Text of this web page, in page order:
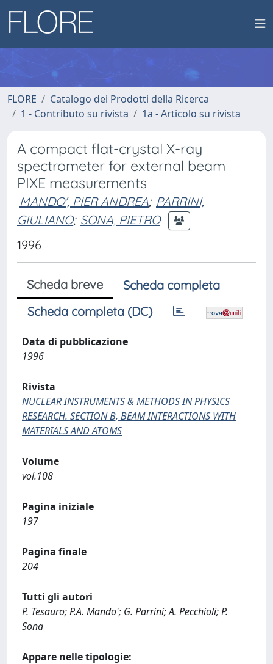
FLORE
Catalogo dei Prodotti della Ricerca
1 - Contributo su rivista
1a - Articolo su rivista
A compact flat-crystal X-ray
spectrometer for external beam
PIXE measurements
MANDO', PIER ANDREA; PARRINI,
GIULIANO; SONA, PIETRO
1996
Scheda breve
Scheda completa
Scheda completa (DC)
Data di pubblicazione
1996
Rivista
NUCLEAR INSTRUMENTS & METHODS IN PHYSICS
RESEARCH. SECTION B, BEAM INTERACTIONS WITH
MATERIALS AND ATOMS
Volume
vol.108
Pagina iniziale
197
Pagina finale
204
Tutti gli autori
P. Tesauro; P.A. Mando'; G. Parrini; A. Pecchioli; P.
Sona
Appare nelle tipologie: